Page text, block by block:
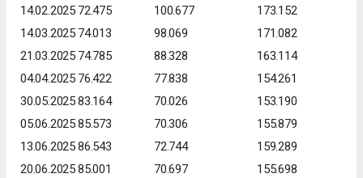
14.02.2025 72.475 100.677
173.152
14.03.2025 74.013 98.069
171.082
21.03.2025 74.785 88.328
163.114
04.04.2025 76.422 77.838
154.261
30.05.202583.164 70.026
153.190
05.06.202585.573 70.306
155.879
13.06.202586.543 72.744
159.289
20.06.202585.001 70.697
155.698